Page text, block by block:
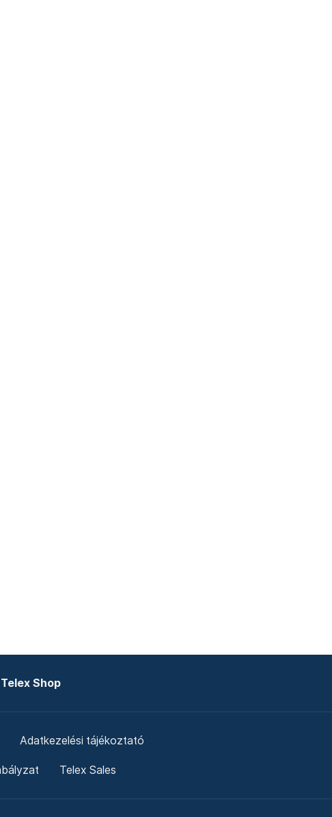
Telex Shop
Adatkezelési tájékoztató
Telex Sales